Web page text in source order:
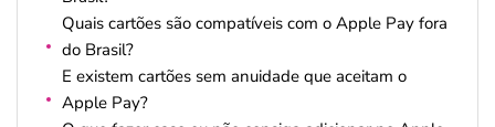
Quais cartões são compatíveis com o Apple Pay fora
do Brasil?
E existem cartões sem anuidade que aceitam o
Apple Pay?